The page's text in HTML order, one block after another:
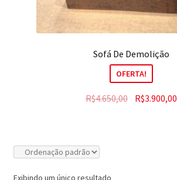
Sofá De Demolição
OFERTA!
R$4.650,00 R$3.900,00
Exibindo um único resultado